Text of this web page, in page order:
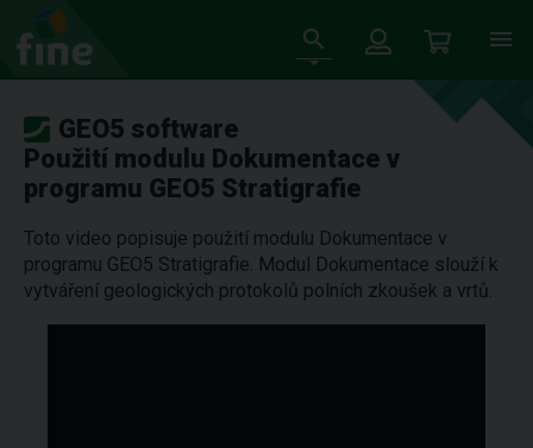
GEO5 software
Použití modulu Dokumentace v
programu GEO5 Stratigrafie
Toto video popisuje použití modulu Dokumentace v
programu GEO5 Stratigrafie. Modul Dokumentace slouží k
vytváření geologických protokolů polních zkoušek a vrtů.